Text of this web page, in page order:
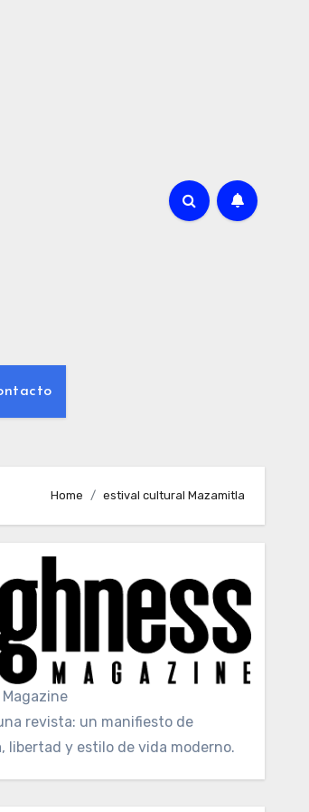
Home estival cultural Mazamitla
revista: un manifiesto de
libertad y estilo de vida moderno.